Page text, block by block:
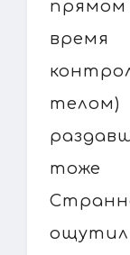
прямом
тоже